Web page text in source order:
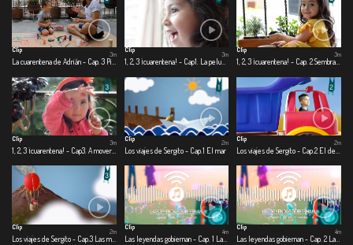
Clip
3m
Clip
1, 2, 3 ¡cuarentena! - Cap1. La peluquería
3m
Clip
3m
Clip
3m
Clip
Los viajes de Sergito - Cap.1 El mar
2m
Clip
2m
Clip
2m
Clip
Las leyendas gobiernan - Cap. 1 Las leyendas gobiernan
4m
Clip
4m